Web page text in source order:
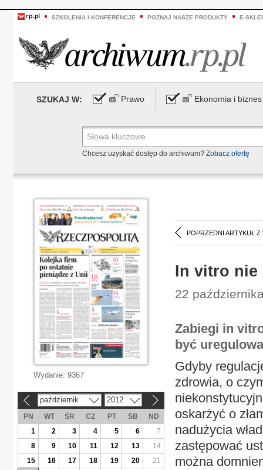
SZKOLENIA I KONFERENCJE POZNAJ NASZE PRODUKTY E-
SZUKAJ W: Prawo Ekonomia i biznes
Chcesz uzyskać dostęp do archiwum? Zobacz ofertę
POPRZEDNI ARTYKUŁ Z
In vitro nie
22
Zabiegi in
być
Gdyby
zdrowia, o
oskarżyć o
nadużycia
zastępować
można
Wydanie: 9367
październik 2012
PN WT ŚR CZ PT SB
ND
1
2 3 4 5 6
7
8
9 10 11 12 13
14
15
16 17 18 19 20
21